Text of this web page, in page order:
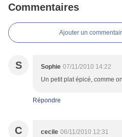
Commentaires
Ajouter un
S Sophie 07/11/2010 14:22
Un petit plat épicé, comme
Répondre
C cecile 06/11/2010 12:31